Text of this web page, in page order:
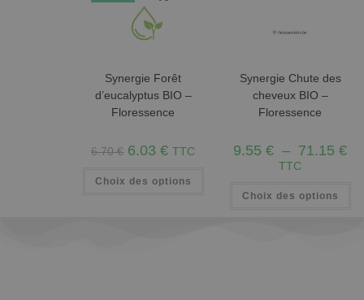
Synergie Forêt
d’eucalyptus BIO –
Floressence
6.70€ 6.03€ TTC
Choix des options
Synergie Chute des
cheveux BIO –
Floressence
9.55€ – 71.15€
TTC
Choix des options